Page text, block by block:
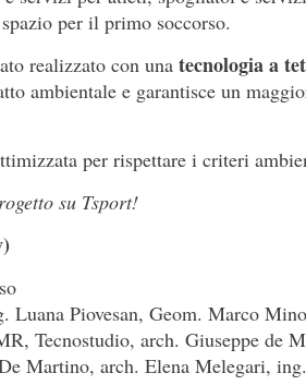
per il primo soccorso.
realizzato con una tecnologia a
ambientale e garantisce un
per rispettare i criteri
su Tsport!
Luana Piovesan, Geom. Marco
Tecnostudio, arch. Giuseppe de
Martino, arch. Elena Melegari,